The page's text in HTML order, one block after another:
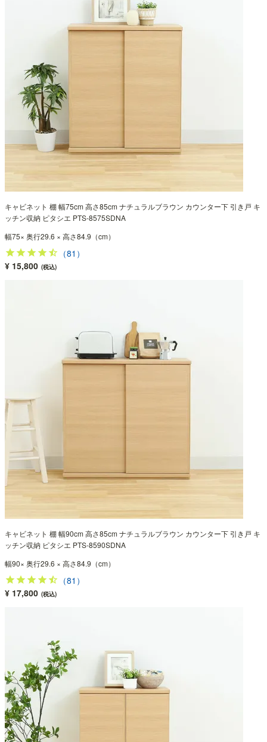
キャビネット 棚 幅75cm 高さ85cm ナチュラルブラウン カウンター下 引き戸 キ
ッチン収納 ピタシエ PTS-8575SDNA
幅75× 奥行29.6 × 高さ84.9（cm）
（81）
¥ 15,800 (税込)
キャビネット 棚 幅90cm 高さ85cm ナチュラルブラウン カウンター下 引き戸 キ
ッチン収納 ピタシエ PTS-8590SDNA
幅90× 奥行29.6 × 高さ84.9（cm）
（81）
¥ 17,800 (税込)